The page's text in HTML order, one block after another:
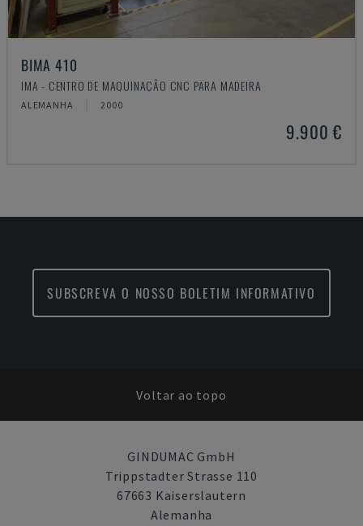
BIMA 410
IMA - CENTRO DE MAQUINAÇÃO CNC PARA MADEIRA
ALEMANHA 2000
9.900 €
SUBSCREVA O NOSSO BOLETIM INFORMATIVO
Voltar ao topo
GINDUMAC GmbH
Trippstadter Strasse 110
67663 Kaiserslautern
Alemanha